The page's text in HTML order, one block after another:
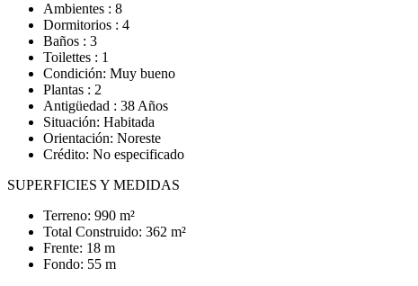
Ambientes : 8
Dormitorios : 4
Baños : 3
Toilettes : 1
Condición: Muy bueno
Plantas : 2
Antigüedad : 38 Años
Situación: Habitada
Orientación: Noreste
Crédito: No especificado
SUPERFICIES Y MEDIDAS
Terreno: 990 m²
Total Construido: 362 m²
Frente: 18 m
Fondo: 55 m